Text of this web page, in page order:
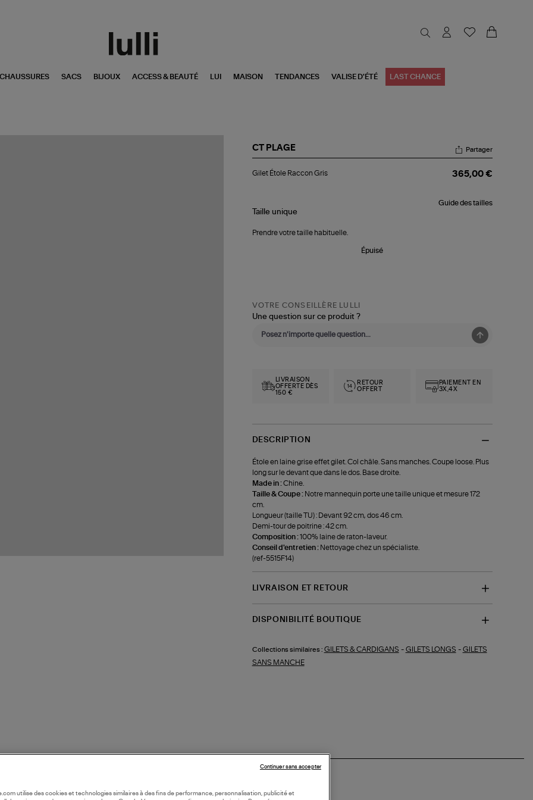
CHAUSSURES SACS BIJOUX ACCESS & BEAUTÉ LUI MAISON TENDANCES VALISE D'ÉTÉ LAST CHANCE
CT PLAGE
Étole
Partager
Gilet Étole Raccon Gris 365,00 €
Guide des tailles
Taille unique
Prendre votre taille habituelle.
Épuisé
VOTRE CONSEILLÈRE LULLI
Une question sur ce produit ?
LIVRAISON
OFFERTE DÈS
150 €
RETOUR
OFFERT
PAIEMENT EN
3X,4X
DESCRIPTION
Étole en laine grise effet gilet. Col châle. Sans manches. Coupe loose. Plus
long sur le devant que dans le dos. Base droite.
Made in :Chine.
Taille & Coupe : Notre mannequin porte une taille unique et mesure 172
cm.
Longueur (taille TU) : Devant 92 cm, dos 46 cm.
Demi-tour de poitrine : 42 cm.
Composition :100% laine de raton-laveur.
Conseil d'entretien : Nettoyage chez un spécialiste.
(ref-5515F14)
LIVRAISON ET RETOUR
DISPONIBILITÉ BOUTIQUE
Collections similaires : GILETS & CARDIGANS - GILETS LONGS - GILETS
SANS MANCHE
utilise des cookies et technologies similaires à des fins de performance, personnalisation, publicité et
Continuer sans accepter